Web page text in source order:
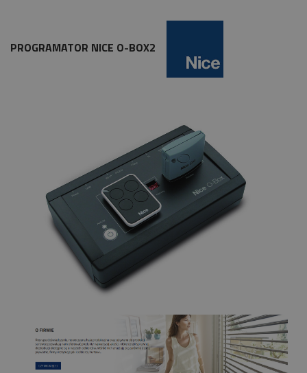
PROGRAMATOR NICE O-BOX2